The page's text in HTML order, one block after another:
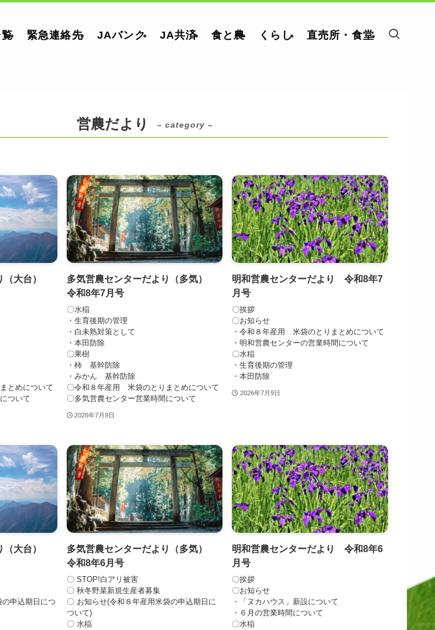
緊急連絡先 JAバンク JA共済 食と農 くらし 直売所・食堂
営農だより – category –
（大台）
とめについて
ついて
多気営農センターだより（多気）
令和8年7月号
〇水稲
・生育後期の管理
・白未熟対策として
・本田防除
〇果樹
・柿 基幹防除
・みかん 基幹防除
〇令和８年産用 米袋のとりまとめについて
〇多気営農センター営業時間について
2026年7月9日
明和営農センターだより 令和8年7
月号
〇挨拶
〇お知らせ
・令和８年産用 米袋のとりまとめについて
・明和営農センターの営業時間について
〇水稲
・生育後期の管理
・本田防除
2026年7月9日
（大台）
申込期日につ
多気営農センターだより（多気）
令和8年6月号
〇 STOP!白アリ被害
〇 秋冬野菜新規生産者募集
〇 お知らせ(令和８年産用米袋の申込期日に
ついて)
〇 水稲
明和営農センターだより 令和8年6
月号
〇挨拶
〇お知らせ
・「ヌカハウス」新設について
・６月の営業時間について
〇水稲